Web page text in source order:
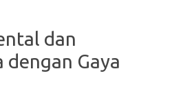
dan
dengan Gaya